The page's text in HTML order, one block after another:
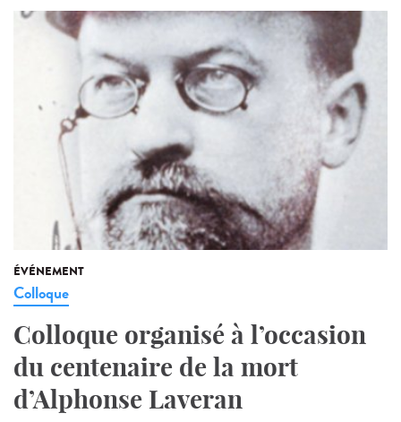
ÉVÉNEMENT
Colloque
Colloque organisé à l’occasion
du centenaire de la mort
d’Alphonse Laveran